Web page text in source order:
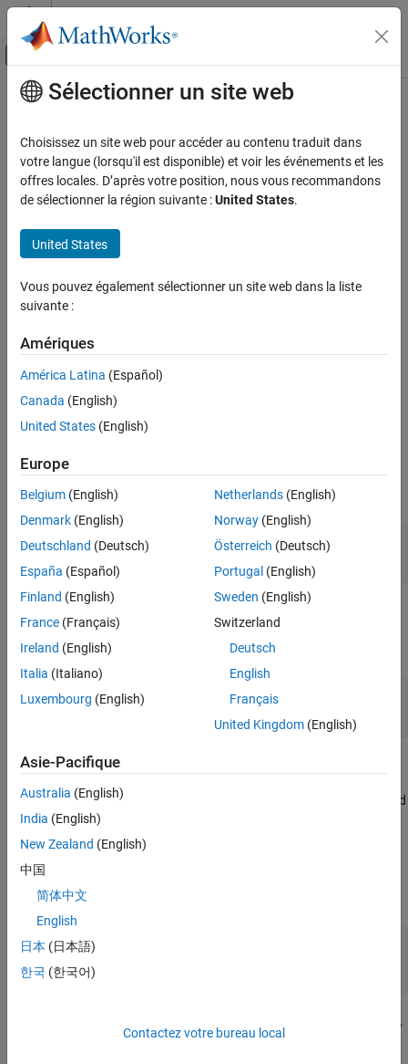
Passer au contenu
Activer/désactiver l'affichage du menu
Accueil de la documentation
MATLAB Coder
Deployment
Custom Toolchain Registration
validate
Input Arguments
Examples
Version History
See Also
Contenu principal
validate
Class:coder.make.BuildTool
Namespace:coder.make
expand all in page
validtool = h.validate
Description
=h .validate
object, and generates errors if any properties are incorrectly
defined.
Input Arguments
expand all
h— Object handle
variable
Output Arguments
expand all
validtool— Validity of coder.make.BuildTool
object
Examples
Thecoder.make.BuildTool.validate
method returns warning and
error messages if you try to validate a build tool before you have
installed the build tool software (compiler, linker, archiver).
Starting from the
Build Process
tc = intel_tc;
toolchain installed,
displays the following messages:
Sélectionner un site web
Choisissez un site web pour accéder au contenu traduit dans
votre langue (lorsqu'il est disponible) et voir les événements et les
offres locales. D’après votre position, nous vous recommandons
de sélectionner la région suivante :United States.
United States
Vous pouvez également sélectionner un site web dans la liste
suivante :
Amériques
América Latina (Español)
Canada (English)
United States (English)
Europe
Belgium (English)
Denmark (English)
Deutschland (Deutsch)
España (Español)
Finland (English)
France (Français)
Ireland (English)
Italia (Italiano)
Luxembourg (English)
Netherlands(English)
Norway(English)
Österreich (Deutsch)
Portugal (English)
Sweden (English)
Switzerland
Deutsch
English
Français
United Kingdom(English)
Asie-Pacifique
Australia (English)
India (English)
New Zealand (English)
中国
简体中文
English
日本 (日本語)
한국 (한국어)
Contactez votre bureau local